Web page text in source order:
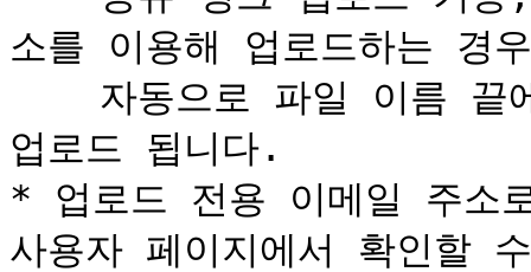
소를 이용해 업로드하는 경
업로드 됩니다.
* 업로드 전용 이메일 주소
사용자 페이지에서 확인할